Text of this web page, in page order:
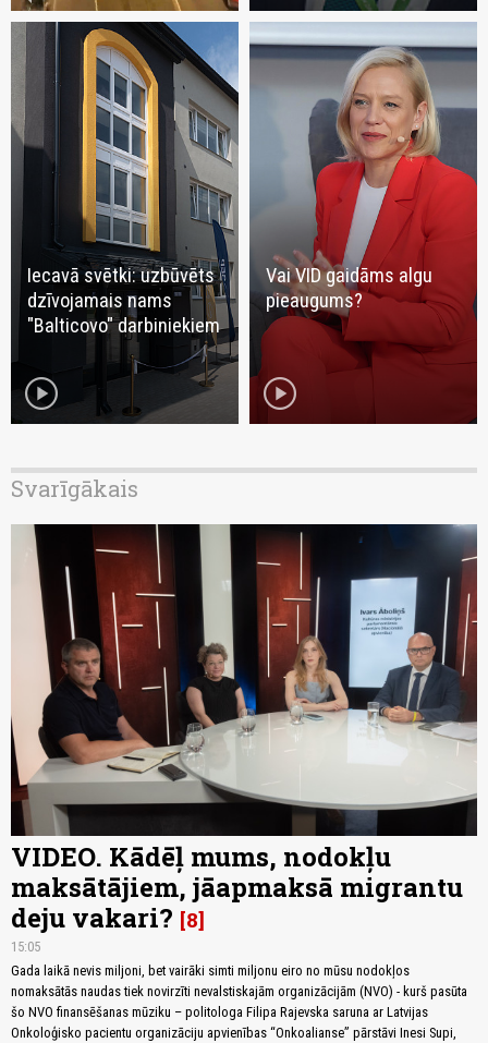
Iecavā svētki: uzbūvēts
dzīvojamais nams
"Balticovo" darbiniekiem
play_circle
Vai VID gaidāms algu
pieaugums?
play_circle
Svarīgākais
VIDEO. Kādēļ mums, nodokļu
maksātājiem, jāapmaksā migrantu
deju vakari? 8
15:05
Gada laikā nevis miljoni, bet vairāki simti miljonu eiro no mūsu nodokļos
nomaksātās naudas tiek novirzīti nevalstiskajām organizācijām (NVO) - kurš pasūta
šo NVO finansēšanas mūziku – politologa Filipa Rajevska saruna ar Latvijas
Onkoloģisko pacientu organizāciju apvienības “Onkoalianse” pārstāvi Inesi Supi,